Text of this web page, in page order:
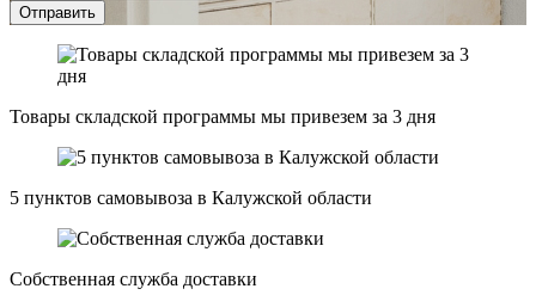
Отправить
Товары складской программы мы привезем за 3 дня
5 пунктов самовывоза в Калужской области
Собственная служба доставки